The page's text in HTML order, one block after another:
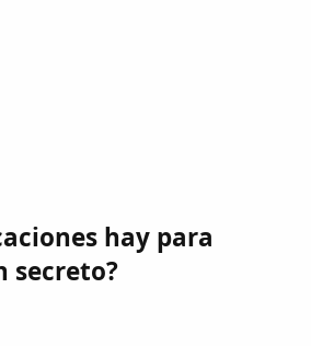
hay para
secreto?